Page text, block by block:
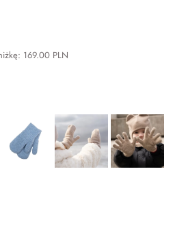
169.00 PLN